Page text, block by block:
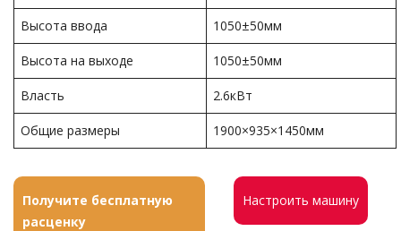
Высота ввода 1050±50мм
Высота на выходе 1050±50мм
Власть 2.6кВт
Общие размеры 1900×935×1450мм
Получите бесплатную
расценку
Настроить машину